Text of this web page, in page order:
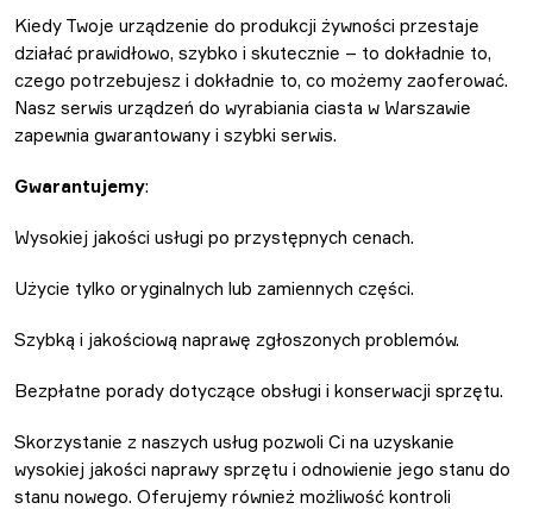
Kiedy Twoje urządzenie do produkcji żywności przestaje
działać prawidłowo, szybko i skutecznie – to dokładnie to,
czego potrzebujesz i dokładnie to, co możemy zaoferować.
Nasz serwis urządzeń do wyrabiania ciasta w Warszawie
zapewnia gwarantowany i szybki serwis.
Gwarantujemy:
Wysokiej jakości usługi po przystępnych cenach.
Użycie tylko oryginalnych lub zamiennych części.
Szybką i jakościową naprawę zgłoszonych problemów.
Bezpłatne porady dotyczące obsługi i konserwacji sprzętu.
Skorzystanie z naszych usług pozwoli Ci na uzyskanie
wysokiej jakości naprawy sprzętu i odnowienie jego stanu do
stanu nowego. Oferujemy również możliwość kontroli